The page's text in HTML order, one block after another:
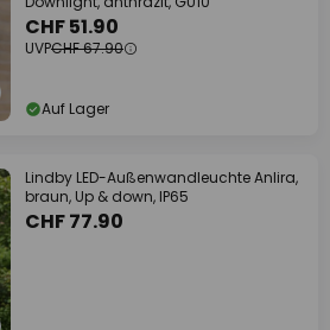
CHF 51.90
UVPCHF 67.90
Auf Lager
Lindby LED-Außenwandleuchte Anlira,
braun, Up & down, IP65
CHF 77.90